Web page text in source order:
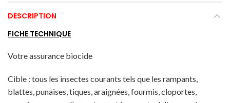
DESCRIPTION
FICHE TECHNIQUE
Votre assurance biocide
Cible : tous les insectes courants tels que les rampants,
blattes, punaises, tiques, araignées, fourmis, cloportes,